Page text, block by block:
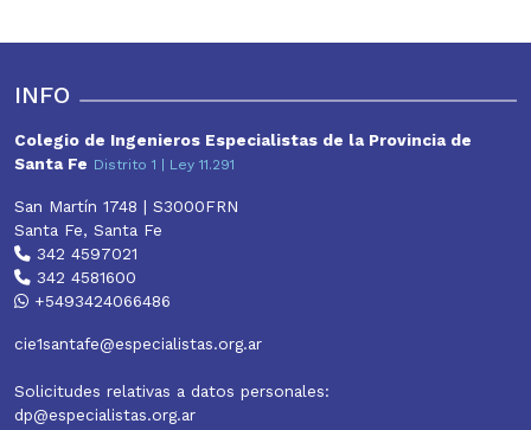
INFO
Colegio de Ingenieros Especialistas de la Provincia de
Santa Fe Distrito 1 | Ley 11.291
San Martín 1748 | S3000FRN
Santa Fe, Santa Fe
342 4597021
342 4581600
+5493424066486
cie1santafe@especialistas.org.ar
Solicitudes relativas a datos personales:
dp@especialistas.org.ar